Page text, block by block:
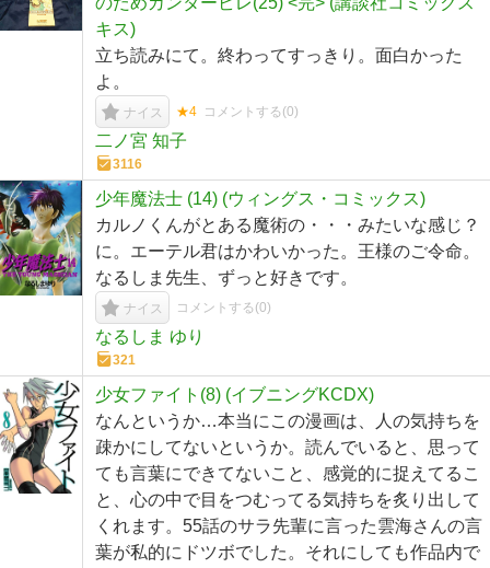
キス)
立ち読みにて。終わってすっきり。面白かった
よ。
ナイス ★4 コメントする(0)
二ノ宮 知子
3116
少年魔法士 (14) (ウィングス・コミックス)
カルノくんがとある魔術の・・・みたいな感じ？
に。エーテル君はかわいかった。王様のご令命。
なるしま先生、ずっと好きです。
ナイス コメントする(0)
なるしま ゆり
321
少女ファイト(8) (イブニングKCDX)
なんというか…本当にこの漫画は、人の気持ちを
疎かにしてないというか。読んでいると、思って
ても言葉にできてないこと、感覚的に捉えてるこ
と、心の中で目をつむってる気持ちを炙り出して
くれます。55話のサラ先輩に言った雲海さんの言
葉が私的にドツボでした。それにしても作品内で